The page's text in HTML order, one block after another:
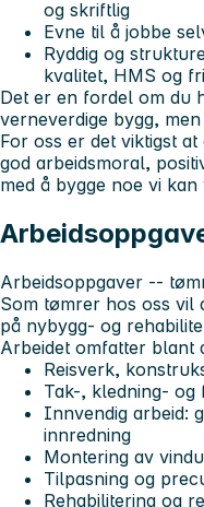
og skriftlig
Evne til å jobbe
Ryddig og
kvalitet, HMS og
Det er en fordel om du
verneverdige bygg,
For oss er det viktigst
god arbeidsmoral,
med å bygge noe vi
Arbeidsoppgaver --
Som tømrer hos oss vil
på nybygg- og
Arbeidet omfatter blant
Reisverk,
Tak-, kledning- og
Innvendig arbeid:
innredning
Montering av
Tilpasning og
Rehabilitering og